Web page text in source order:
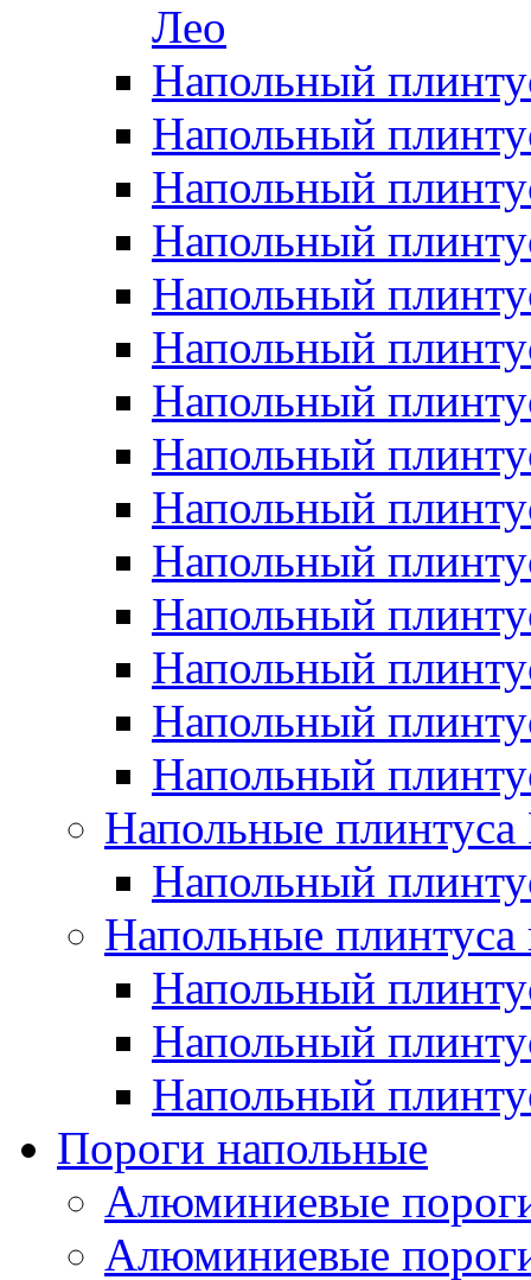
Лео
Напольный
Напольный
Напольный
Напольный
Напольный
Напольный
Напольный
Напольный
Напольный
Напольный
Напольный
Напольный
Напольный
Напольный
Напольные
Напольный
Напольные плинтуса
Напольный
Напольный
Напольный
Пороги напольные
Алюминиевые
Алюминиевые